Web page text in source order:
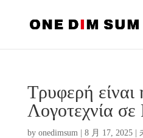
Τρυφερή είναι
Λογοτεχνία σε
by onedimsum| 8 月 17, 2025|